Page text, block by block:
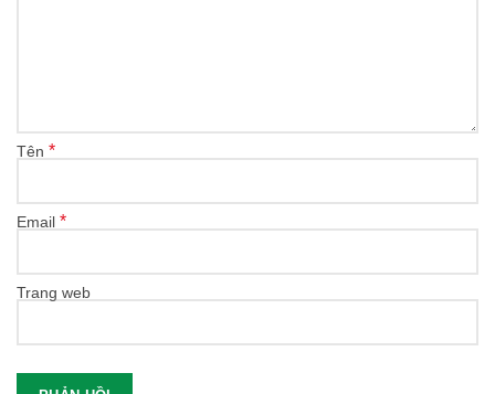
Tên *
Email *
Trang web